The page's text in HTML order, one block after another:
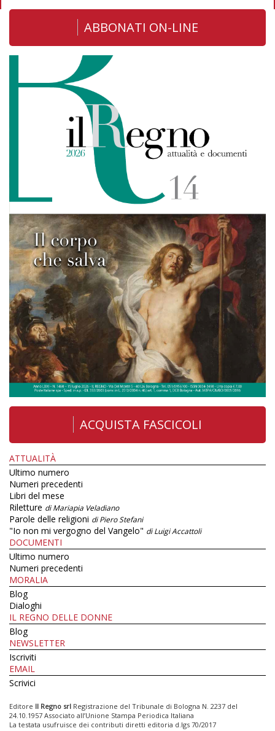
ABBONATI ON-LINE
ACQUISTA FASCICOLI
ATTUALITÀ
Ultimo numero
Numeri precedenti
Libri del mese
Riletture di Mariapia Veladiano
Parole delle religioni di Piero Stefani
"Io non mi vergogno del Vangelo" di Luigi Accattoli
DOCUMENTI
Ultimo numero
Numeri precedenti
MORALIA
Blog
Dialoghi
IL REGNO DELLE DONNE
Blog
NEWSLETTER
Iscriviti
EMAIL
Scrivici
Editore Il Regno srl Registrazione del Tribunale di Bologna N. 2237 del
24.10.1957 Associato all’Unione Stampa Periodica Italiana
La testata usufruisce dei contributi diretti editoria d.lgs 70/2017